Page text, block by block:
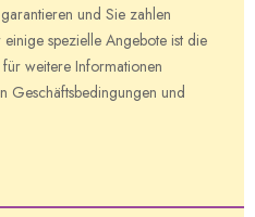
und Sie zahlen
spezielle Angebote ist die
weitere Informationen
Geschäftsbedingungen und